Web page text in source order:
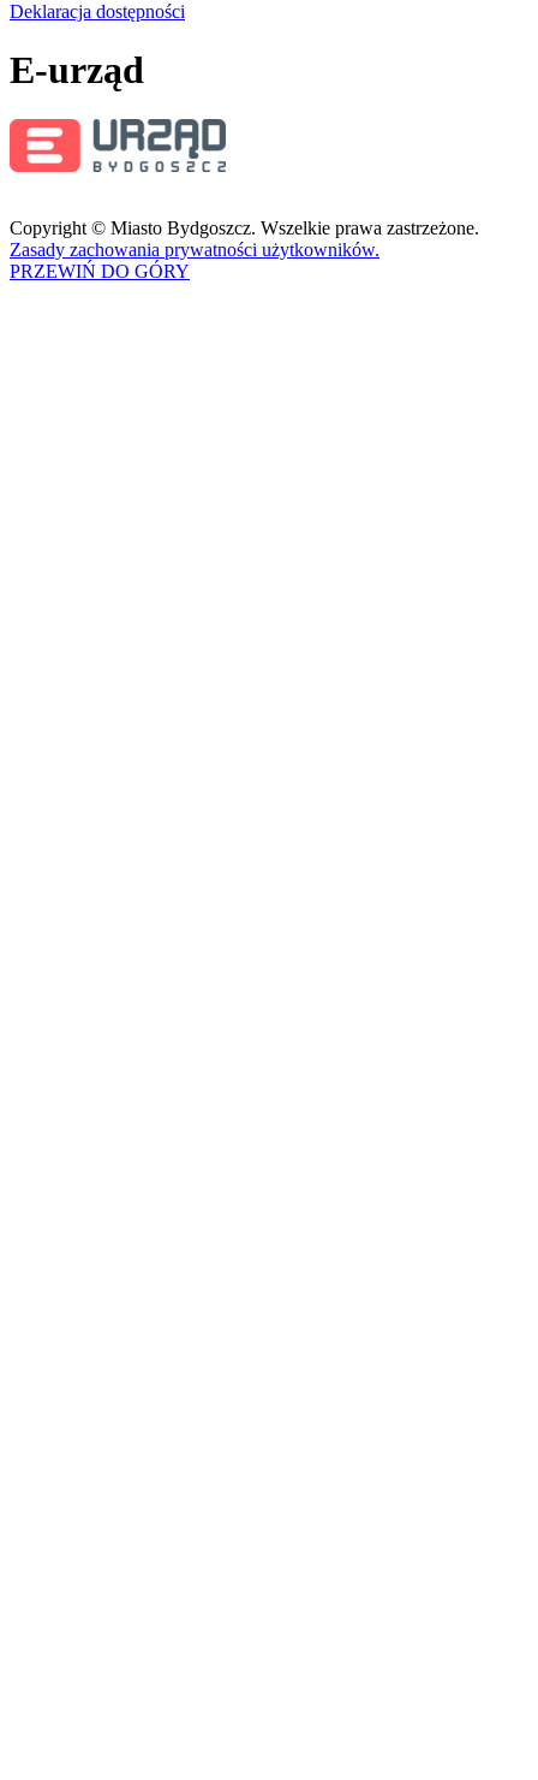
Deklaracja dostępności
E-urząd
Copyright © Miasto Bydgoszcz. Wszelkie prawa zastrzeżone.
Zasady zachowania prywatności użytkowników.
PRZEWIŃ DO GÓRY